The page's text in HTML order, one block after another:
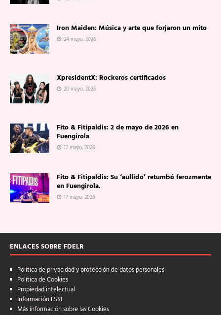
Iron Maiden: Música y arte que forjaron un mito
24 mayo, 2026
XpresidentX: Rockeros certificados
20 mayo, 2026
Fito & Fitipaldis: 2 de mayo de 2026 en
Fuengirola
17 mayo, 2026
Fito & Fitipaldis: Su ‘aullido’ retumbó ferozmente
en Fuengirola.
17 mayo, 2026
ENLACES SOBRE FDELR
Política de privacidad y protección de datos personales
Política de Cookies
Propiedad intelectual
Información LSSI
Más información sobre las Cookies